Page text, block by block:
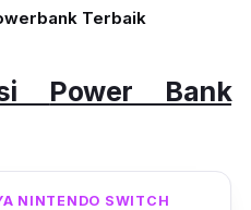
Terbaik
Power Bank
NINTENDO SWITCH